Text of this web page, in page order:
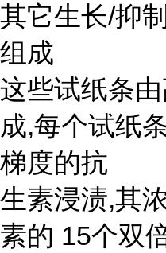
其它生长/抑
组成
这些试纸条
成,每个试纸
梯度的抗
生素浸渍,其
素的 15个双